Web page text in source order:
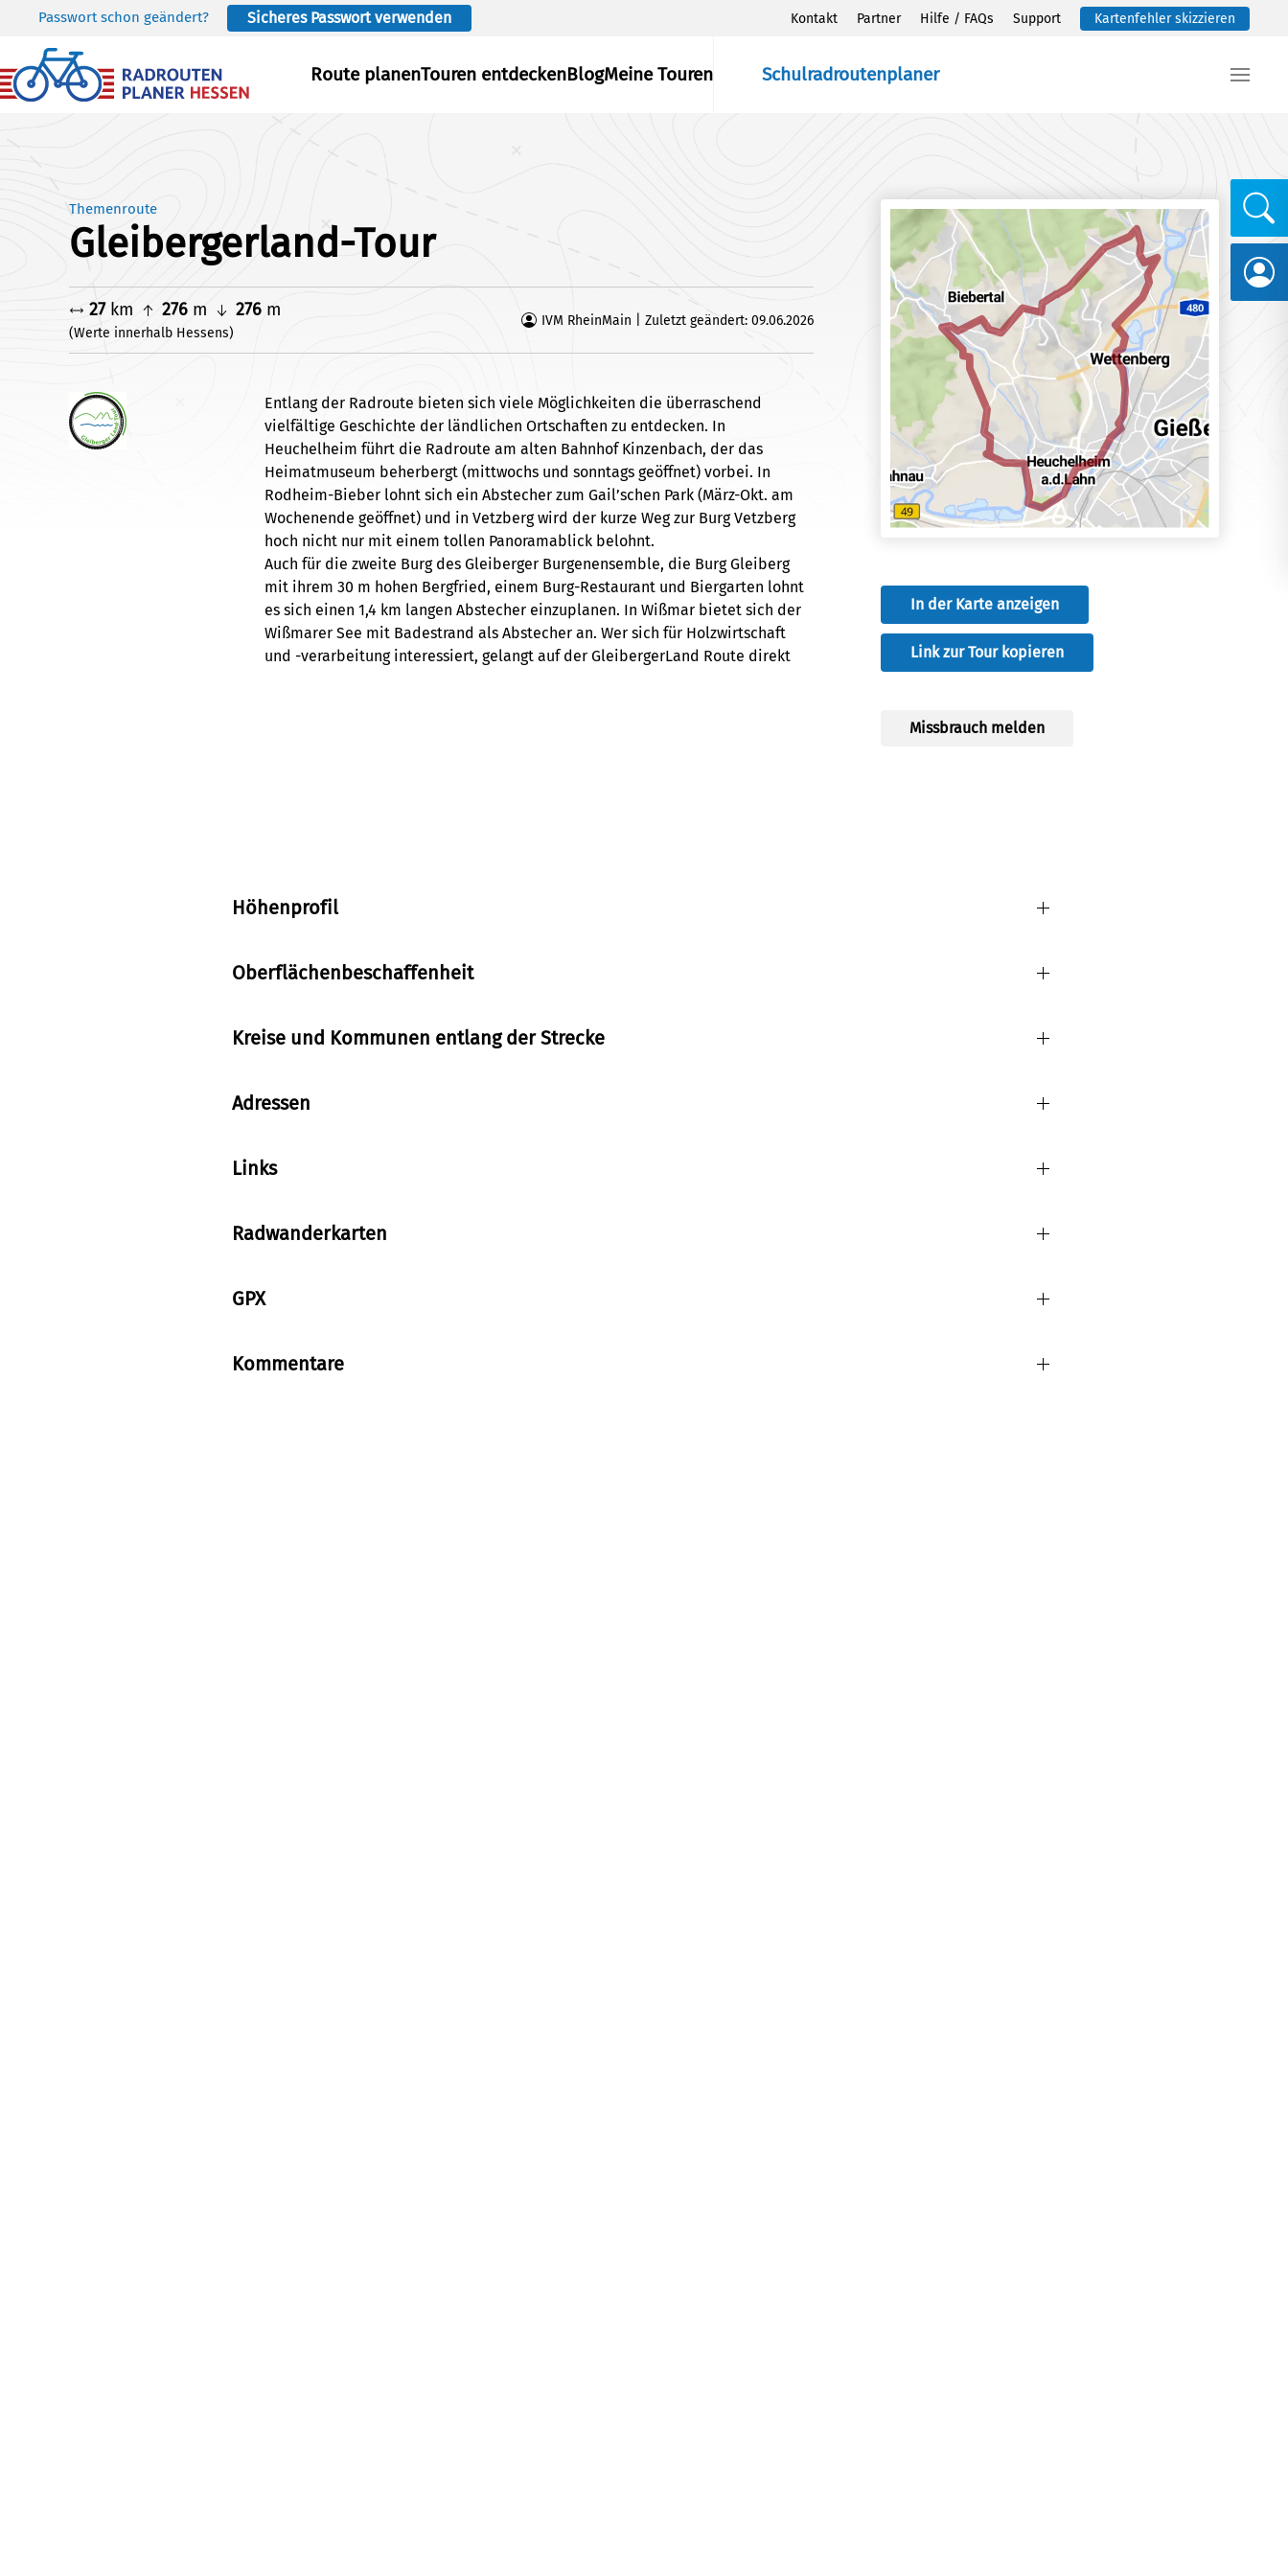
Skip to main content
Passwort schon geändert? Sicheres Passwort verwenden Kontakt Partner Hilfe / FAQs Support Kartenfehler skizzieren
Route planenTouren entdeckenBlogMeine Touren Schulradroutenplaner
Themenroute
Gleibergerland-Tour
27km 276 m 276 m
(Werte innerhalb Hessens)
IVM RheinMain | Zuletzt geändert: 09.06.2026
Entlang der Radroute bieten sich viele Möglichkeiten die überraschend
vielfältige Geschichte der ländlichen Ortschaften zu entdecken. In
Heuchelheim führt die Radroute am alten Bahnhof Kinzenbach, der das
Heimatmuseum beherbergt (mittwochs und sonntags geöffnet) vorbei. In
Rodheim-Bieber lohnt sich ein Abstecher zum Gail’schen Park (März-Okt. am
Wochenende geöffnet) und in Vetzberg wird der kurze Weg zur Burg Vetzberg
hoch nicht nur mit einem tollen Panoramablick belohnt.
Auch für die zweite Burg des Gleiberger Burgenensemble, die Burg Gleiberg
mit ihrem 30 m hohen Bergfried, einem Burg-Restaurant und Biergarten lohnt
es sich einen 1,4 km langen Abstecher einzuplanen. In Wißmar bietet sich der
Wißmarer See mit Badestrand als Abstecher an. Wer sich für Holzwirtschaft
und -verarbeitung interessiert, gelangt auf der GleibergerLand Route direkt
In der Karte anzeigen
Link zur Tour kopieren
Missbrauch melden
Höhenprofil
Oberflächenbeschaffenheit
Kreise und Kommunen entlang der Strecke
Adressen
Links
Radwanderkarten
GPX
Kommentare